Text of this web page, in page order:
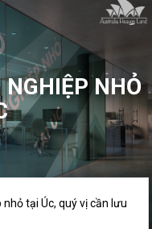
NHỎ
tại Úc, quý vị cần lưu